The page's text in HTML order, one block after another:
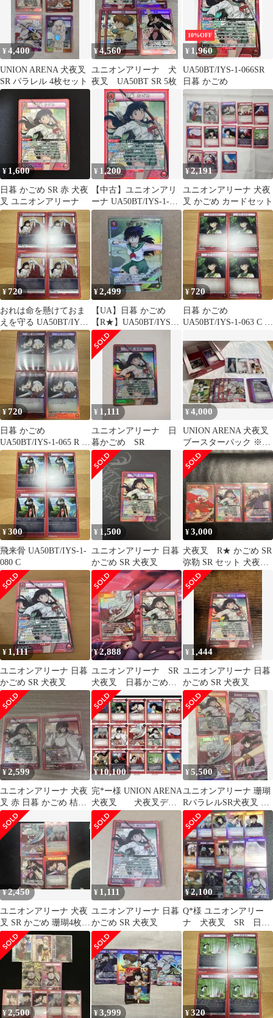
¥4,400
UNION ARENA 犬夜叉
SR パラレル 4枚セット
¥4,560
ユニオンアリーナ 犬
夜叉 UA50BT SR 5枚
10%OFF
¥ 1,960
UA50BT/IYS-1-066SR
日暮 かごめ
¥ 1,600
日暮 かごめ SR 赤 犬夜
叉 ユニオンアリーナ
¥ 1,200
【中古】ユニオンアリ
ーナ UA50BT/IYS-1-
066[SR]：(キラ)日暮 か
ごめ
¥2,191
ユニオンアリーナ 犬夜
叉 かごめ カードセット
¥720
おれは命を懸けておま
えを守る UA50BT/IYS-
1-076 U 4枚セット
¥2,499
【UA】日暮 かごめ
【R★】UA50BT/IYS-1-
065
¥720
日暮 かごめ
UA50BT/IYS-1-063 C 4
¥720
日暮 かごめ
UA50BT/IYS-1-065 R 4
枚セット
¥ 1,111
ユニオンアリーナ 日
暮かごめ SR
¥4,000
UNION ARENA 犬夜叉
ブースターパック ※開
封済セット おまけ空箱
付き
¥300
飛来骨 UA50BT/IYS-1-
080 C
¥ 1,500
ユニオンアリーナ 日暮
かごめ SR 犬夜叉
¥3,000
犬夜叉 R★ かごめ SR
弥勒 SR セット 犬夜
叉 パラレル
¥ 1,111
ユニオンアリーナ 日暮
かごめ SR 犬夜叉
¥2,888
ユニオンアリーナ SR
犬夜叉 日暮かごめ
各1枚 セット
¥ 1,444
ユニオンアリーナ 日暮
かごめ SR 犬夜叉
¥2,599
ユニオンアリーナ 犬夜
叉 赤 日暮 かごめ 桔梗
sr 2枚セット
¥10,100
完*ー様 UNION ARENA
犬夜叉 犬夜叉デッ
キ
¥5,500
ユニオンアリーナ 珊瑚
RパラレルSR犬夜叉 か
ごめ 殺生丸 4枚セット
¥2,450
ユニオンアリーナ 犬夜
叉 SR かごめ 珊瑚4枚セ
ット
¥ 1,111
ユニオンアリーナ 日暮
かごめ SR 犬夜叉
¥2,100
Q*︎様 ユニオンアリー
ナ 犬夜叉 SR 日暮
かごめ
¥2,500 ¥3,999 ¥320